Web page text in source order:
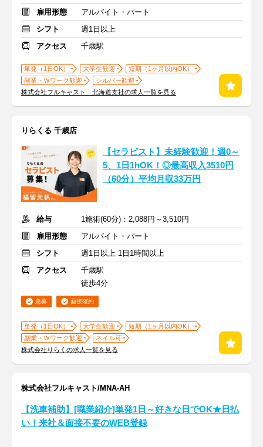
雇用形態
アルバイト・パート
シフト
週1日以上
アクセス
千歳駅
単発（1日OK） 大学生歓迎
短期（1ヶ月以内OK）
副業・Ｗワーク歓迎
シルバー歓迎
株式会社フルキャスト 北海道支社の求人一覧を見る
りらくる 千歳店
【セラピスト】未経験歓迎！週0～
5、1日1hOK！◎最高収入3510円
（60分）平均月収33万円
給与
1施術(60分)：2,088円～3,510円
雇用形態
アルバイト・パート
シフト
週1日以上 1日1時間以上
アクセス
千歳駅
徒歩4分
急募 面接確約
単発（1日OK） 大学生歓迎
短期（1ヶ月以内OK）
副業・Ｗワーク歓迎
ネイル可
株式会社りらくの求人一覧を見る
株式会社フルキャスト/MNA-AH
【洗車補助】[職業紹介]単発1日～好きな日でOK★日払
い！来社＆面接不要のWEB登録